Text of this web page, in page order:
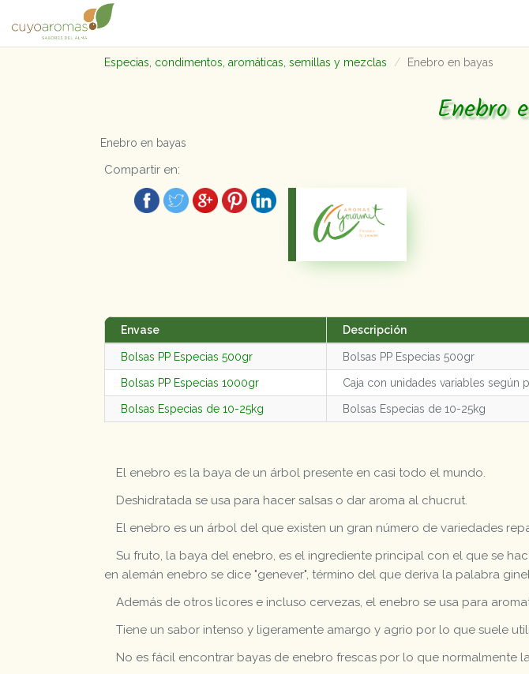
Especias, condimentos, aromáticas, semillas y mezclas Enebro en bayas
Enebro
Enebro en bayas
Compartir en:
Envase Descripción
Bolsas PP Especias 500gr Bolsas PP Especias 500gr
Bolsas PP Especias 1000gr Caja con unidades variables según
Bolsas Especias de 10-25kg Bolsas Especias de 10-25kg
El enebro es la baya de un árbol presente en casi todo el mundo.
Deshidratada se usa para hacer salsas o dar aroma al chucrut.
El enebro es un árbol del que existen un gran número de variedades
Su fruto, la baya del enebro, es el ingrediente principal con el que se
en alemán enebro se dice "genever", término del que deriva la palabra
Además de otros licores e incluso cervezas, el enebro se usa para
Tiene un sabor intenso y ligeramente amargo y agrio por lo que suele
No es fácil encontrar bayas de enebro frescas por lo que normalmente